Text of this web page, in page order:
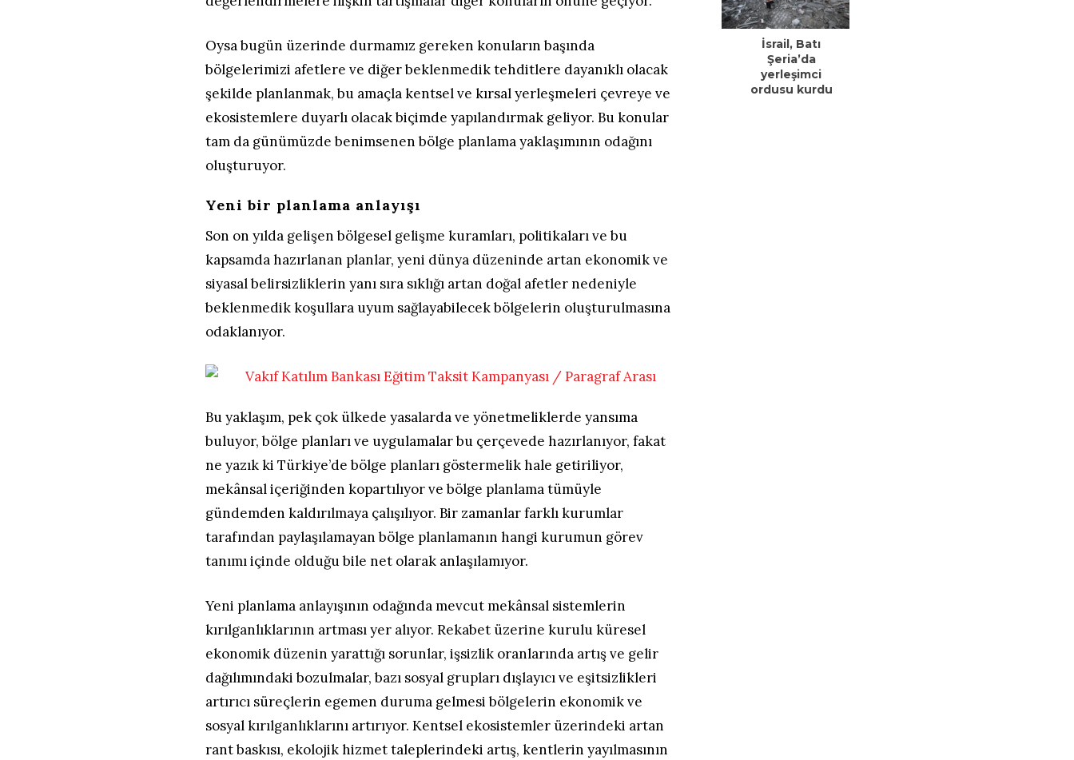
Oysa bugün üzerinde durmamız gereken konuların başında
bölgelerimizi afetlere ve diğer beklenmedik tehditlere dayanıklı olacak
şekilde planlanmak, bu amaçla kentsel ve kırsal yerleşmeleri çevreye ve
ekosistemlere duyarlı olacak biçimde yapılandırmak geliyor. Bu konular
tam da günümüzde benimsenen bölge planlama yaklaşımının odağını
oluşturuyor.
Yeni bir planlama anlayışı
Son on yılda gelişen bölgesel gelişme kuramları, politikaları ve bu
kapsamda hazırlanan planlar, yeni dünya düzeninde artan ekonomik ve
siyasal belirsizliklerin yanı sıra sıklığı artan doğal afetler nedeniyle
beklenmedik koşullara uyum sağlayabilecek bölgelerin oluşturulmasına
odaklanıyor.
Bu yaklaşım, pek çok ülkede yasalarda ve yönetmeliklerde yansıma
buluyor, bölge planları ve uygulamalar bu çerçevede hazırlanıyor, fakat
ne yazık ki Türkiye’de bölge planları göstermelik hale getiriliyor,
mekânsal içeriğinden kopartılıyor ve bölge planlama tümüyle
gündemden kaldırılmaya çalışılıyor. Bir zamanlar farklı kurumlar
tarafından paylaşılamayan bölge planlamanın hangi kurumun görev
tanımı içinde olduğu bile net olarak anlaşılamıyor.
Yeni planlama anlayışının odağında mevcut mekânsal sistemlerin
kırılganlıklarının artması yer alıyor. Rekabet üzerine kurulu küresel
ekonomik düzenin yarattığı sorunlar, işsizlik oranlarında artış ve gelir
dağılımındaki bozulmalar, bazı sosyal grupları dışlayıcı ve eşitsizlikleri
artırıcı süreçlerin egemen duruma gelmesi bölgelerin ekonomik ve
sosyal kırılganlıklarını artırıyor. Kentsel ekosistemler üzerindeki artan
rant baskısı, ekolojik hizmet taleplerindeki artış, kentlerin yayılmasının
İsrail, Batı
Şeria’da
yerleşimci
ordusu kurdu